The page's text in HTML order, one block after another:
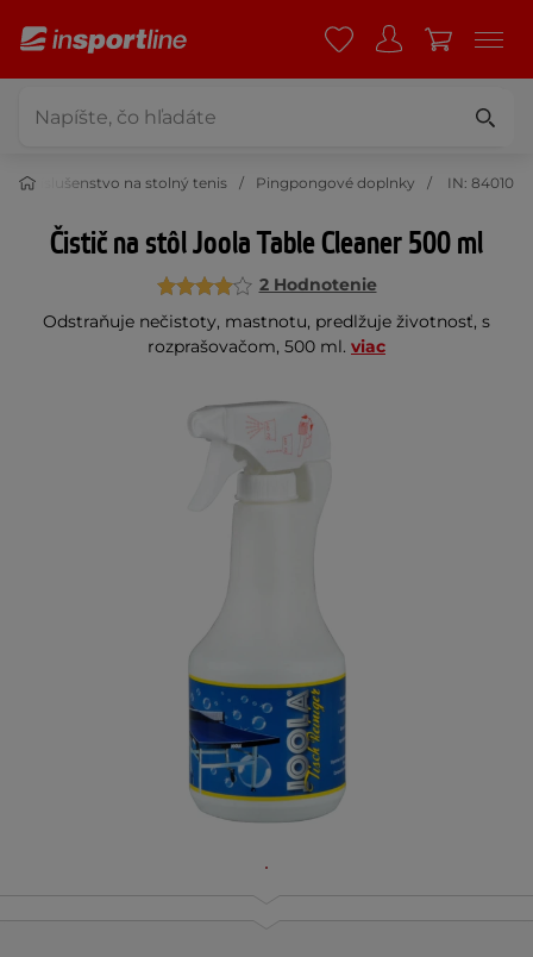
Príslušenstvo na stolný tenis Pingpongové doplnky IN: 84010
Čistič na stôl Joola Table Cleaner 500 ml
2 Hodnotenie
Odstraňuje nečistoty, mastnotu, predlžuje životnosť, s
rozprašovačom, 500 ml. viac